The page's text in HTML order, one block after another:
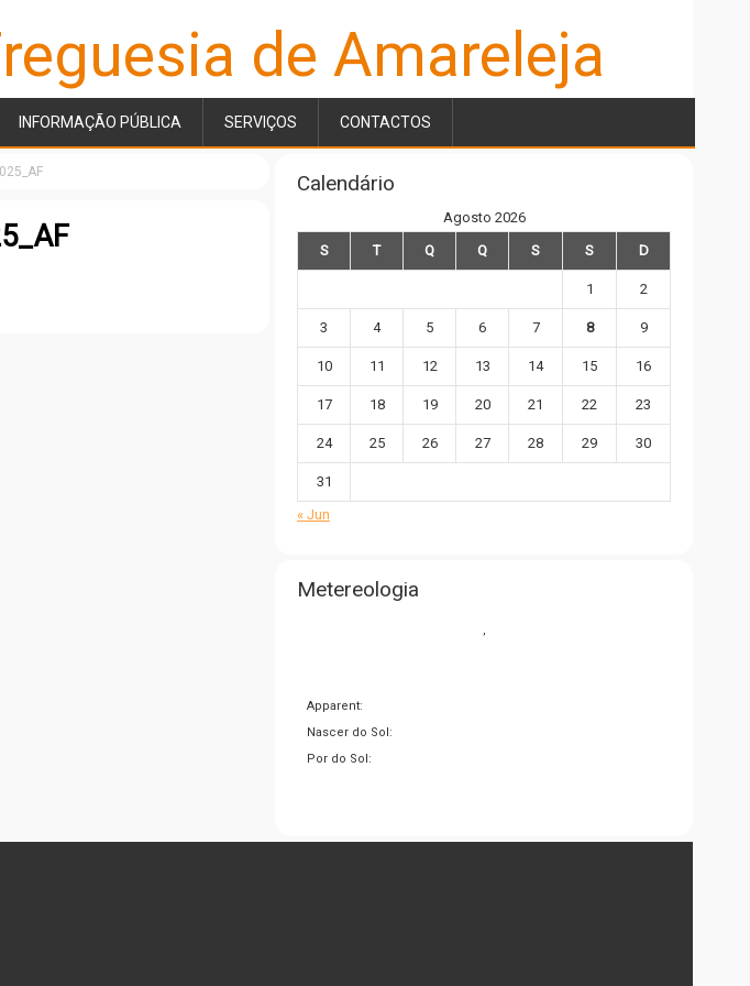
de Amareleja
INFORMAÇÃO PÚBLICA SERVIÇOS CONTACTOS
Calendário
Agosto 2026
S
T Q Q S S D
1 2
3 4 5 6 7 8 9
10 11 12 13 14 15 16
17 18 19 20 21 22 23
24 25 26 27 28 29 30
31
« Jun
Metereologia
,
Apparent:
Nascer do Sol:
Por do Sol: